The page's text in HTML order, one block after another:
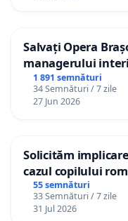
Salvați Opera
managerului
1 891 semnături
34 Semnături / 7 zile
27 Jun 2026
Solicităm
cazul copilului
Gheorghe, aflat
12 ani
55 semnături
33 Semnături / 7 zile
31 Jul 2026